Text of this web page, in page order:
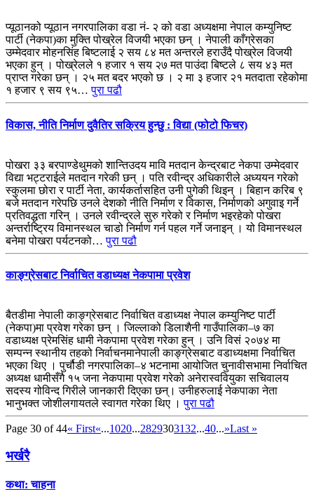
प्यूठानको प्यूठान नगरपालिका वडा नं- २ को वडा अध्यक्षमा नेपाल कम्युनिष्ट
पार्टी (नेकपा)का मुक्ति पोख्रेल विजयी भएका छन् । नेपाली काँग्रेसका
उम्मेदवार मोहनसिंह बिष्टलाई २ सय ८४ मत अन्तरले हराउँदै पोख्रेल विजयी
भएका हुन् । पोख्रेलले १ हजार १ सय २७ मत पाउंदा बिष्टले ८ सय ४३ मत
प्राप्त गरेका छन् । २५ मत बदर भएको छ । २ मा ३ हजार २१ मतदाता रहेकोमा
१ हजार ९ सय ९५…पुरा पढौ
विकास, नीति निर्माण दुवैतिर सक्रिय हुन्छु : विद्या (फोटो फिचर)
पोखरा ३३ बरपाण्डेथुमको शान्तिउदय मावि मतदान केन्द्रबाट नेकपा उम्मेदवार
विद्या भट्टराईले मतदान गरेकी छन् । पति रवीन्द्र अधिकारीले अध्ययन गरेको
स्कुलमा छोरा र पार्टी नेता, कार्यकर्तासहित उनी पुगेकी थिइन् । बिहान करिब ९
बजे मतदान गरेपछि उनले देशको नीति निर्माण र विकास, निर्माणको अगुवाइ गर्ने
प्रतिवद्धता गरिन् । उनले रवीन्द्रले सुरु गरेको र निर्माण भइरहेको पोखरा
अन्तर्राष्ट्रिय विमानस्थल चाडो निर्माण गर्न पहल गर्ने जनाइन् । यो विमानस्थल
बनेमा पोखरा पर्यटनको…पुरा पढौ
काङ्ग्रेसबाट निर्वाचित वडाध्यक्ष नेकपामा प्रवेश
बैतडीमा नेपाली काङ्ग्रेसबाट निर्वाचित वडाध्यक्ष नेपाल कम्युनिष्ट पार्टी
(नेकपा)मा प्रवेश गरेका छन् । जिल्लाको डिलाशैनी गाउँपालिका–७ का
वडाध्यक्ष प्रेमसिंह धामी नेकपामा प्रवेश गरेका हुन् । उनि विसं २०७४ मा
सम्पन्न स्थानीय तहको निर्वाचनमानेपाली काङ्ग्रेसबाट वडाध्यक्षमा निर्वाचित
भएका थिए । पुर्चौडी नगरपालिका–४ भटनामा आयोजित चुनावीसभामा निर्वाचित
अध्यक्ष धामीसँगै १५ जना नेकपामा प्रवेश गरेको अनेरास्ववियुका सचिवालय
सदस्य गोविन्द गिरीले जानकारी दिएका छन्। उनीहरुलाई नेकपाका नेता
भानुभक्त जोशीलगायतले स्वागत गरेका थिए ।पुरा पढौ
Page 30 of 44« First«...1020...2829303132...40...»Last »
भर्खरै
कथा: चाहना